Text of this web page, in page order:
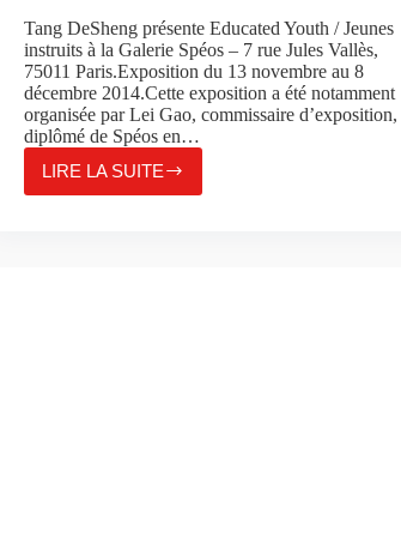
Tang DeSheng présente Educated Youth / Jeunes
instruits à la Galerie Spéos – 7 rue Jules Vallès,
75011 Paris.Exposition du 13 novembre au 8
décembre 2014.Cette exposition a été notamment
organisée par Lei Gao, commissaire d’exposition,
diplômé de Spéos en…
LIRE LA SUITE
TANG
DESHENG,